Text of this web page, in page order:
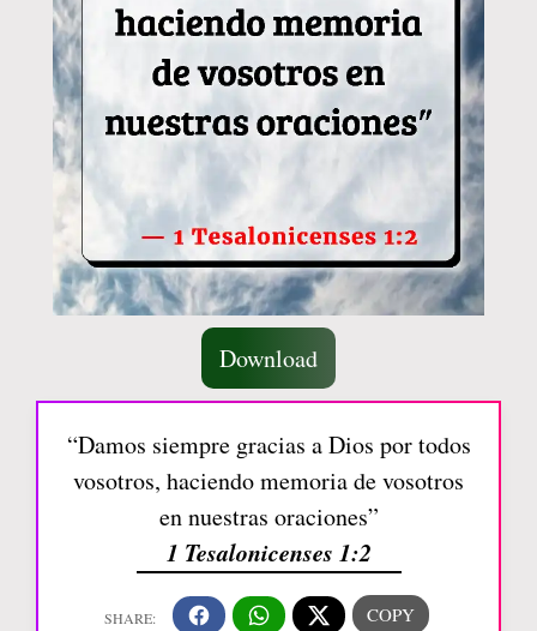
Download
“Damos siempre gracias a Dios por todos
vosotros, haciendo memoria de vosotros
en nuestras oraciones”
1 Tesalonicenses 1:2